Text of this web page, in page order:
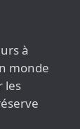
à
monde
les